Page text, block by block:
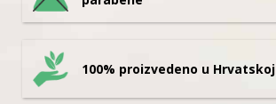
100% proizvedeno u Hrvatskoj